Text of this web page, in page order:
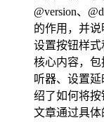
@version、
的作用，并说
设置按钮样
核心内容，
听器、设置
绍了如何将按
文章通过具